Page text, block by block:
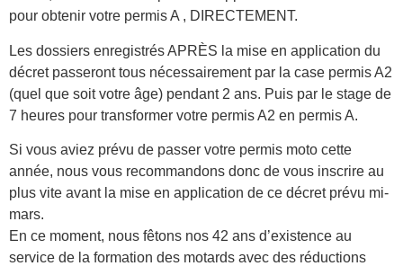
pour obtenir votre permis A , DIRECTEMENT.
Les dossiers enregistrés APRÈS la mise en application du
décret passeront tous nécessairement par la case permis A2
(quel que soit votre âge) pendant 2 ans. Puis par le stage de
7 heures pour transformer votre permis A2 en permis A.
Si vous aviez prévu de passer votre permis moto cette
année, nous vous recommandons donc de vous inscrire au
plus vite avant la mise en application de ce décret prévu mi-
mars.
En ce moment, nous fêtons nos 42 ans d’existence au
service de la formation des motards avec des réductions